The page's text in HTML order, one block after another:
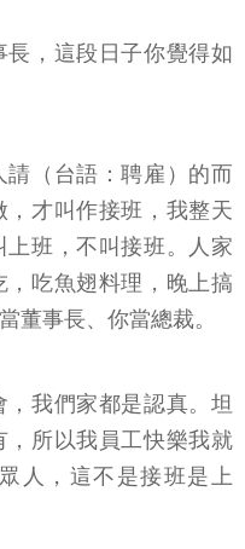
，這段日子你覺得如
（台語：聘雇）的而
才叫作接班，我整天
班，不叫接班。人家
吃魚翅料理，晚上搞
董事長、你當總裁。
我們家都是認真。坦
所以我員工快樂我就
人，這不是接班是上